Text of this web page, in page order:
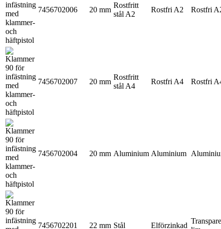
7456702006 20 mm
Rostfritt
stål A2
Rostfri A2 Rostfri
7456702007 20 mm
Rostfritt
stål A4
Rostfri A4 Rostfri
7456702004 20 mm Aluminium Aluminium
7456702201 22 mm Stål Elförzinkad